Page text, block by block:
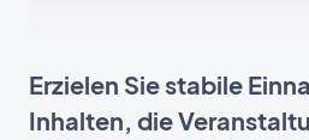
Erzielen Sie stabile
Inhalten, die